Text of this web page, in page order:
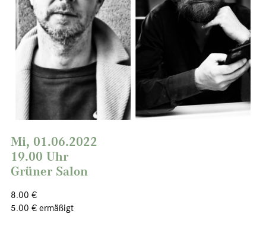
Mi, 01.06.2022
19.00 Uhr
Grüner Salon
8.00 €
5.00 € ermäßigt